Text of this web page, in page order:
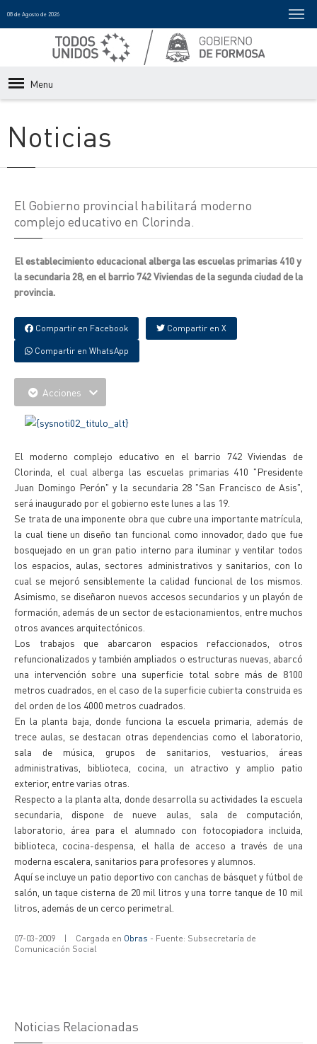
08 de Agosto de 2026
Menu
Noticias
El Gobierno provincial habilitará moderno
complejo educativo en Clorinda.
El establecimiento educacional alberga las escuelas primarias 410 y
la secundaria 28, en el barrio 742 Viviendas de la segunda ciudad de la
provincia.
Compartir en Facebook Compartir en X
Compartir en WhatsApp
Acciones
El moderno complejo educativo en el barrio 742 Viviendas de
Clorinda, el cual alberga las escuelas primarias 410 "Presidente
Juan Domingo Perón" y la secundaria 28 "San Francisco de Asis",
será inaugurado por el gobierno este lunes a las 19.
Se trata de una imponente obra que cubre una importante matrícula,
la cual tiene un diseño tan funcional como innovador, dado que fue
bosquejado en un gran patio interno para iluminar y ventilar todos
los espacios, aulas, sectores administrativos y sanitarios, con lo
cual se mejoró sensiblemente la calidad funcional de los mismos.
Asimismo, se diseñaron nuevos accesos secundarios y un playón de
formación, además de un sector de estacionamientos, entre muchos
otros avances arquitectónicos.
Los trabajos que abarcaron espacios refaccionados, otros
refuncionalizados y también ampliados o estructuras nuevas, abarcó
una intervención sobre una superficie total sobre más de 8100
metros cuadrados, en el caso de la superficie cubierta construida es
del orden de los 4000 metros cuadrados.
En la planta baja, donde funciona la escuela primaria, además de
trece aulas, se destacan otras dependencias como el laboratorio,
sala de música, grupos de sanitarios, vestuarios, áreas
administrativas, biblioteca, cocina, un atractivo y amplio patio
exterior, entre varias otras.
Respecto a la planta alta, donde desarrolla su actividades la escuela
secundaria, dispone de nueve aulas, sala de computación,
laboratorio, área para el alumnado con fotocopiadora incluida,
biblioteca, cocina-despensa, el halla de acceso a través de una
moderna escalera, sanitarios para profesores y alumnos.
Aquí se incluye un patio deportivo con canchas de básquet y fútbol de
salón, un taque cisterna de 20 mil litros y una torre tanque de 10 mil
litros, además de un cerco perimetral.
07-03-2009 | Cargada en Obras - Fuente: Subsecretaría de
Comunicación Social
Noticias Relacionadas